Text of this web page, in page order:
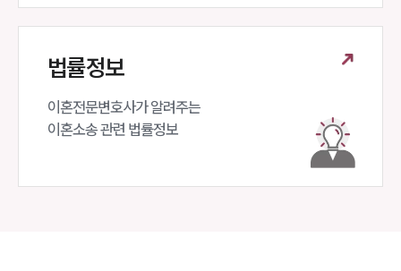
법률정보
이혼전문변호사가 알려주는
이혼소송 관련 법률정보